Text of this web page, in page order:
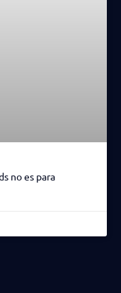
no es para